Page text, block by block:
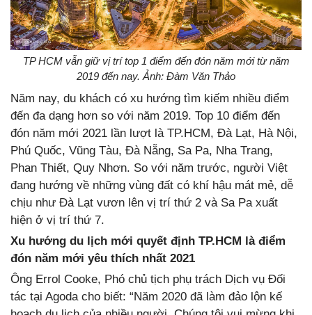
TP HCM vẫn giữ vị trí top 1 điểm đến đón năm mới từ năm
2019 đến nay. Ảnh: Đàm Văn Thảo
Năm nay, du khách có xu hướng tìm kiếm nhiều điểm
đến đa dạng hơn so với năm 2019. Top 10 điểm đến
đón năm mới 2021 lần lượt là TP.HCM, Đà Lạt, Hà Nội,
Phú Quốc, Vũng Tàu, Đà Nẵng, Sa Pa, Nha Trang,
Phan Thiết, Quy Nhơn. So với năm trước, người Việt
đang hướng về những vùng đất có khí hậu mát mẻ, dễ
chịu như Đà Lạt vươn lên vị trí thứ 2 và Sa Pa xuất
hiện ở vị trí thứ 7.
Xu hướng du lịch mới quyết định TP.HCM là điểm
đón năm mới yêu thích nhất 2021
Ông Errol Cooke, Phó chủ tịch phụ trách Dịch vụ Đối
tác tại Agoda cho biết: “Năm 2020 đã làm đảo lộn kế